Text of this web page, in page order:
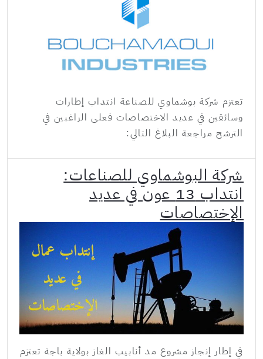
تعتزم شركة بوشماوي للصناعة انتداب إطارات
وسائقين في عديد الاختصاصات فعلى الراغبين في
الترشح مراجعة البلاغ التالي:
شركة البوشماوي للصناعات:
انتداب 13 عون في عديد
الإختصاصات
في إطار إنجاز مشروع مد أنابيب الغاز بولاية باجة تعتزم